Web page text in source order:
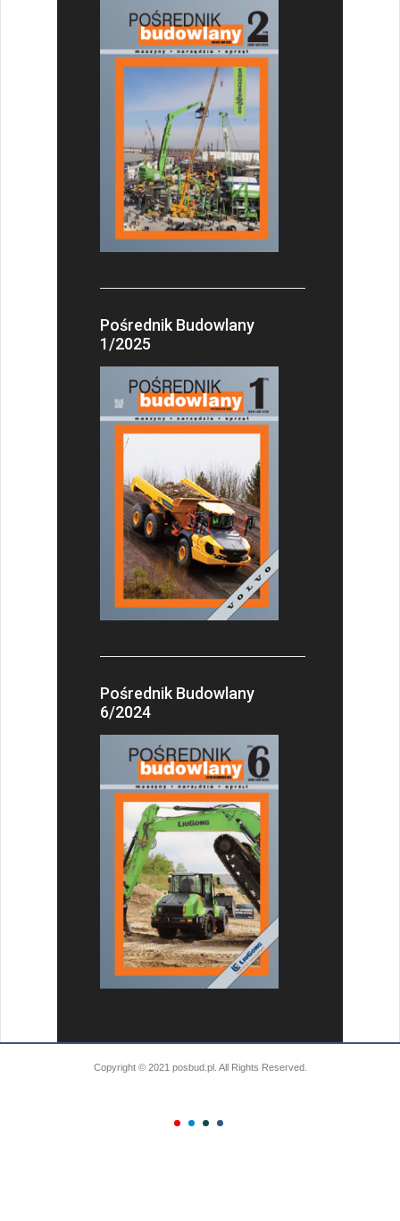
Pośrednik Budowlany
1/2025
Pośrednik Budowlany
6/2024
Copyright © 2021 posbud.pl. All Rights Reserved.